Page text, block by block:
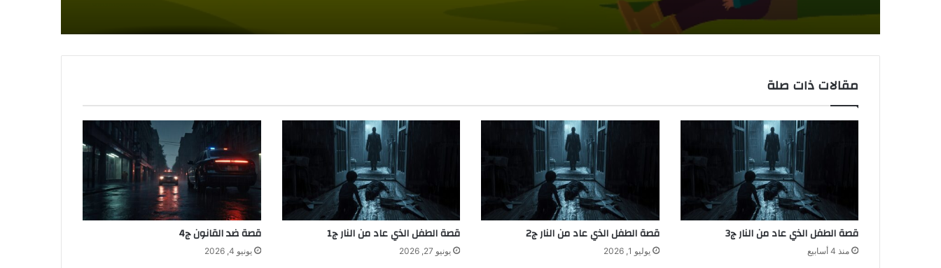
مقالات ذات صلة
قصة الطفل الذي عاد من النار ج3
منذ 4 أسابيع
قصة الطفل الذي عاد من النار ج2
يوليو 1, 2026
قصة الطفل الذي عاد من النار ج1
يونيو 27, 2026
قصة ضد القانون ج4
يونيو 4, 2026